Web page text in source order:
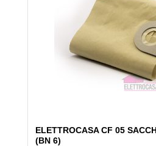
ELETTROCASA CF 05
(BN 6)